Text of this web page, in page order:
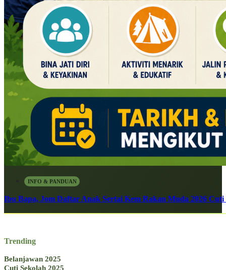
INFO & PANDUAN
Ibu Bapa, Jom Daftar Anak Sertai Kem Rakan Muda 2026
Trending
Belanjawan 2025
Cuti Sekolah 2025